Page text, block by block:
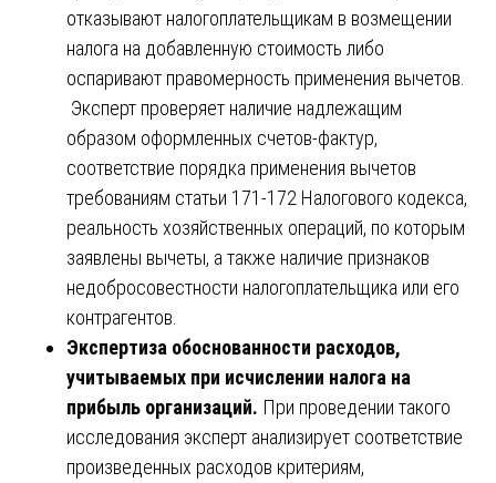
отказывают налогоплательщикам в возмещении
налога на добавленную стоимость либо
оспаривают правомерность применения вычетов.
Эксперт проверяет наличие надлежащим
образом оформленных счетов-фактур,
соответствие порядка применения вычетов
требованиям статьи 171-172 Налогового кодекса,
реальность хозяйственных операций, по которым
заявлены вычеты, а также наличие признаков
недобросовестности налогоплательщика или его
контрагентов.
Экспертиза обоснованности расходов,
учитываемых при исчислении налога на
прибыль организаций. При проведении такого
исследования эксперт анализирует соответствие
произведенных расходов критериям,